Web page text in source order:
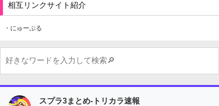
相互リンクサイト紹介
・にゅーぷる
スプラ3まとめ-トリカラ速報